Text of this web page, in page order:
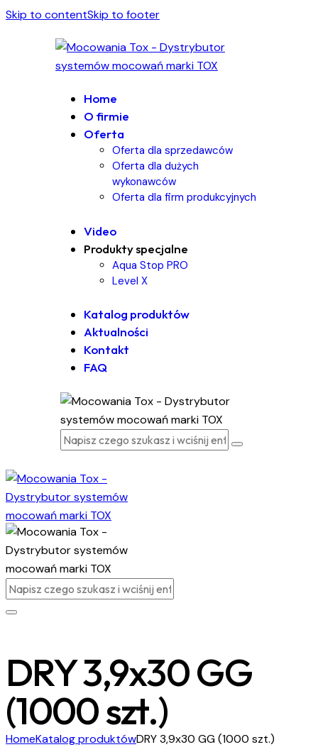
Skip to contentSkip to footer
Home
O firmie
Oferta
Oferta dla sprzedawców
Oferta dla dużych
wykonawców
Oferta dla firm produkcyjnych
Video
Produkty specjalne
Aqua Stop PRO
Level X
Katalog produktów
Aktualności
Kontakt
FAQ
DRY 3,9x30 GG
(1000 szt.)
HomeKatalog produktówDRY 3,9x30 GG (1000 szt.)